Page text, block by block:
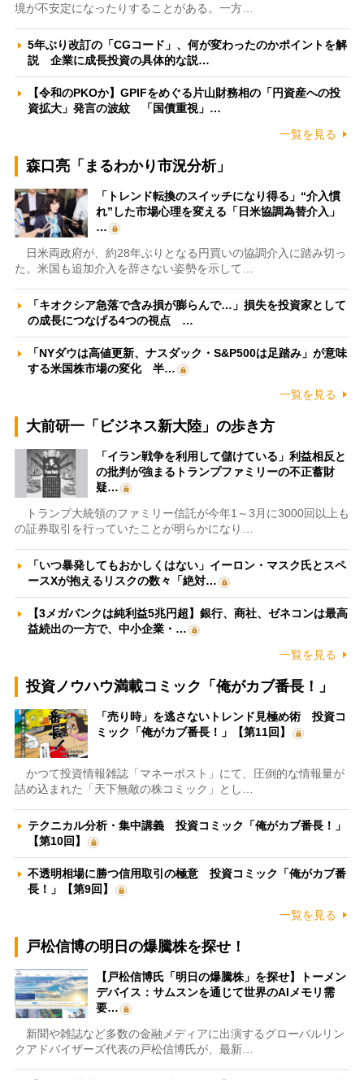
境が不安定になったりすることがある。一方…
5年ぶり改訂の「CGコード」、何が変わったのかポイントを解
説 企業に成長投資の具体的な説…
【令和のPKOか】GPIFをめぐる片山財務相の「円資産への投
資拡大」発言の波紋 「国債重視」…
一覧を見る
森口亮「まるわかり市況分析」
「トレンド転換のスイッチになり得る」“介入慣
れ”した市場心理を変える「日米協調為替介入」
…
日米両政府が、約28年ぶりとなる円買いの協調介入に踏み切っ
た。米国も追加介入を辞さない姿勢を示して…
「キオクシア急落で含み損が膨らんで…」損失を投資家として
の成長につなげる4つの視点 …
「NYダウは高値更新、ナスダック・S&P500は足踏み」が意味
する米国株市場の変化 半…
一覧を見る
大前研一「ビジネス新大陸」の歩き方
「イラン戦争を利用して儲けている」利益相反と
の批判が強まるトランプファミリーの不正蓄財
疑…
トランプ大統領のファミリー信託が今年1～3月に3000回以上も
の証券取引を行っていたことが明らかになり…
「いつ暴発してもおかしくはない」イーロン・マスク氏とスペ
ースXが抱えるリスクの数々「絶対…
【3メガバンクは純利益5兆円超】銀行、商社、ゼネコンは最高
益続出の一方で、中小企業・…
一覧を見る
投資ノウハウ満載コミック「俺がカブ番長！」
「売り時」を逃さないトレンド見極め術 投資コ
ミック「俺がカブ番長！」【第11回】
かつて投資情報雑誌「マネーポスト」にて、圧倒的な情報量が
詰め込まれた「天下無敵の株コミック」とし…
テクニカル分析・集中講義 投資コミック「俺がカブ番長！」
【第10回】
不透明相場に勝つ信用取引の極意 投資コミック「俺がカブ番
長！」【第9回】
一覧を見る
戸松信博の明日の爆騰株を探せ！
【戸松信博氏「明日の爆騰株」を探せ】トーメン
デバイス：サムスンを通じて世界のAIメモリ需
要…
新聞や雑誌など多数の金融メディアに出演するグローバルリン
クアドバイザーズ代表の戸松信博氏が、最新…